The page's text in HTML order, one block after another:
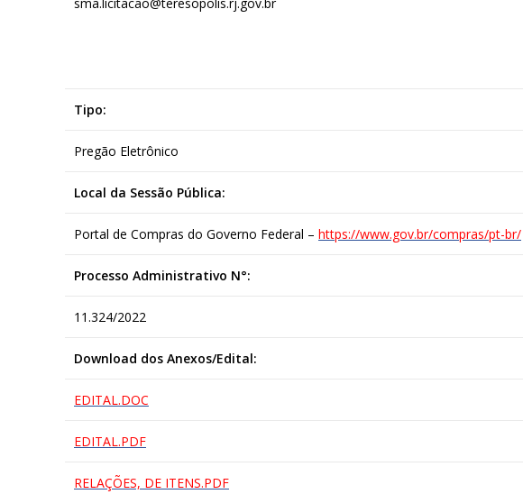
Tipo:
Pregão Eletrônico
Local da Sessão Pública:
Portal de Compras do Governo Federal – https://www.gov.br/compras/pt-br/
Processo Administrativo N°:
11.324/2022
Download dos Anexos/Edital:
EDITAL.DOC
EDITAL.PDF
RELAÇÕES, DE ITENS.PDF